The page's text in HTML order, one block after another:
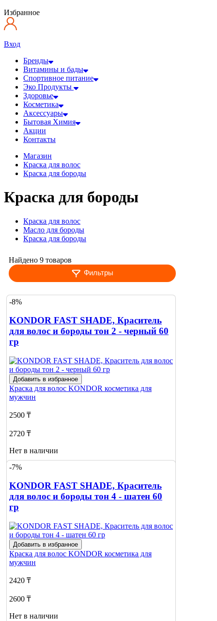
Избранное
Вход
Бренды
Витамины и бады
Спортивное питание
Эко Продукты
Здоровье
Косметика
Аксессуары
Бытовая Химия
Акции
Контакты
Магазин
Краска для волос
Краска для бороды
Краска для бороды
Краска для волос
Масло для бороды
Краска для бороды
Найдено 9 товаров
Фильтры
-8%
KONDOR FAST SHADE, Краситель
для волос и бороды тон 2 - черный 60
гр
Добавить в избранное
Краска для волос KONDOR косметика для
мужчин
2500 ₸
2720 ₸
Нет в наличии
Сообщить
-7%
KONDOR FAST SHADE, Краситель
для волос и бороды тон 4 - шатен 60
гр
Добавить в избранное
Краска для волос KONDOR косметика для
мужчин
2420 ₸
2600 ₸
Нет в наличии